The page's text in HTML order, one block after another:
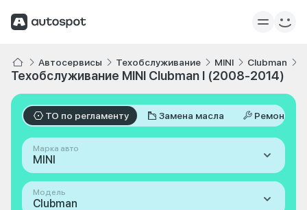
Автосервисы Техобслуживание MINI Clubman
Техобслуживание MINI Clubman I (2008-2014)
ТО по регламенту Замена масла Ремонт
Марка авто
MINI
Модель
Clubman